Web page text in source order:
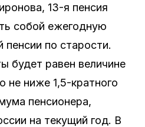
13-я пенсия
собой ежегодную
пенсии по старости.
будет равен величине
не ниже 1,5-кратного
пенсионера,
на текущий год. В